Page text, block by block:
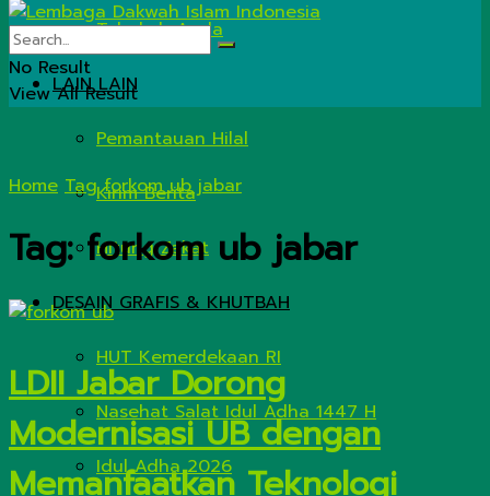
Tahukah Anda
LAIN LAIN
Pemantauan Hilal
Kirim Berita
Hitung Zakat
DESAIN GRAFIS & KHUTBAH
HUT Kemerdekaan RI
Nasehat Salat Idul Adha 1447 H
Idul Adha 2026
No Result
View All Result
Home Tag forkom ub jabar
Tag:forkom ub jabar
LDII Jabar Dorong
Modernisasi UB dengan
Memanfaatkan Teknologi